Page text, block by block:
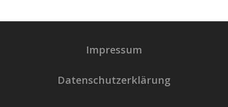
Impressum
Datenschutzerklärung